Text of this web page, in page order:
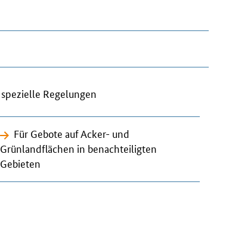
spezielle Regelungen
Für Gebote auf Acker- und
Grünlandflächen in benachteiligten
Gebieten